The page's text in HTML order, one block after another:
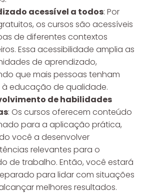
acessível a todos: Por
os cursos são acessíveis
de diferentes contextos
Essa acessibilidade amplia as
de aprendizado,
que mais pessoas tenham
educação de qualidade.
de habilidades
: Os cursos oferecem conteúdo
para a aplicação prática,
você a desenvolver
relevantes para o
de trabalho. Então, você estará
para lidar com situações
melhores resultados.